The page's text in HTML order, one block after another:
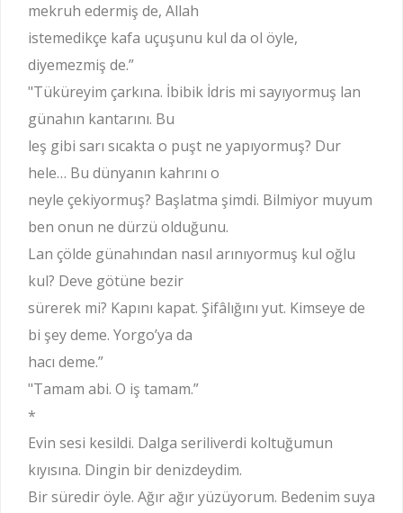
mekruh edermiş de, Allah
istemedikçe kafa uçuşunu kul da ol öyle,
diyemezmiş de.”
"Tüküreyim çarkına. İbibik İdris mi sayıyormuş lan
günahın kantarını. Bu
leş gibi sarı sıcakta o puşt ne yapıyormuş? Dur
hele… Bu dünyanın kahrını o
neyle çekiyormuş? Başlatma şimdi. Bilmiyor muyum
ben onun ne dürzü olduğunu.
Lan çölde günahından nasıl arınıyormuş kul oğlu
kul? Deve götüne bezir
sürerek mi? Kapını kapat. Şifâlığını yut. Kimseye de
bi şey deme. Yorgo’ya da
hacı deme.”
"Tamam abi. O iş tamam.”
*
Evin sesi kesildi. Dalga seriliverdi koltuğumun
kıyısına. Dingin bir denizdeydim.
Bir süredir öyle. Ağır ağır yüzüyorum. Bedenim suya